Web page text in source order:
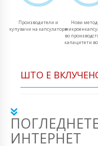
Производители и
купувачи на капсулатори
Нови
во
капацитети во
ШТО Е
ИНТЕРНЕТ